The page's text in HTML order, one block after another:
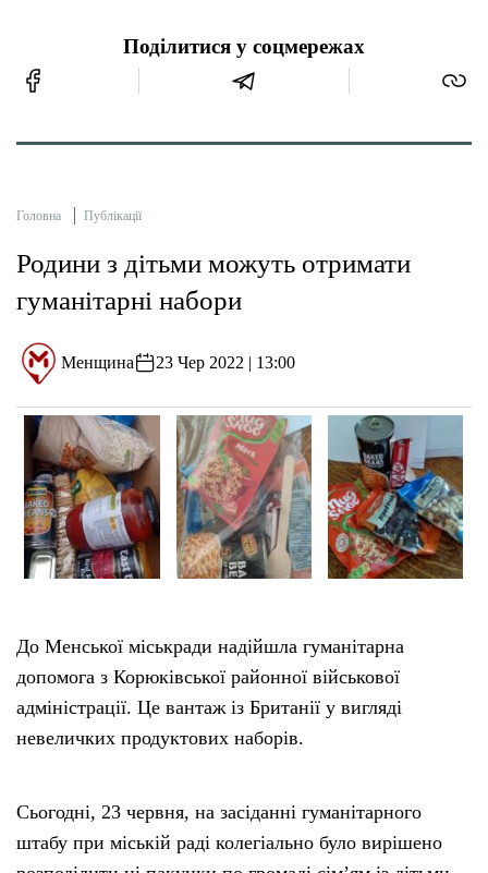
Поділитися у соцмережах
Головна Публікації
Родини з дітьми можуть отримати
гуманітарні набори
Менщина 23 Чер 2022 | 13:00
До Менської міськради надійшла гуманітарна
допомога з Корюківської районної військової
адміністрації. Це вантаж із Британії у вигляді
невеличких продуктових наборів.
Сьогодні, 23 червня, на засіданні гуманітарного
штабу при міській раді колегіально було вирішено